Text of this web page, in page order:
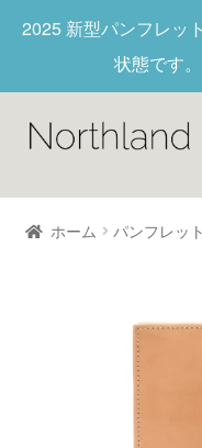
2025 新型パンフレッ
状態です
Home
ホーム パンフレット